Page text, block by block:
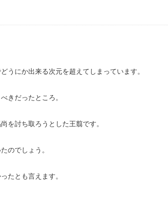
うにか出来る次元を超えてしまっています。
きだったところ。
を討ち取ろうとした王翦です。
のでしょう。
たとも言えます。